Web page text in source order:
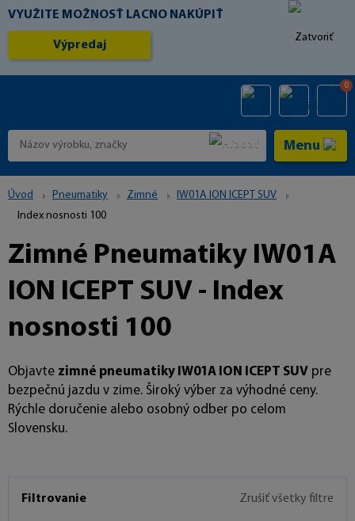
VYUŽITE MOŽNOSŤ LACNO NAKÚPIŤ
Výpredaj
0
Menu
Úvod Pneumatiky Zimné
IW01A ION ICEPT SUV
Index nosnosti 100
Zimné Pneumatiky IW01A
ION ICEPT SUV - Index
nosnosti 100
Objavte zimné pneumatiky IW01A ION ICEPT SUV pre
bezpečnú jazdu v zime. Široký výber za výhodné ceny.
Rýchle doručenie alebo osobný odber po celom
Slovensku.
Filtrovanie Zrušiť všetky filtre